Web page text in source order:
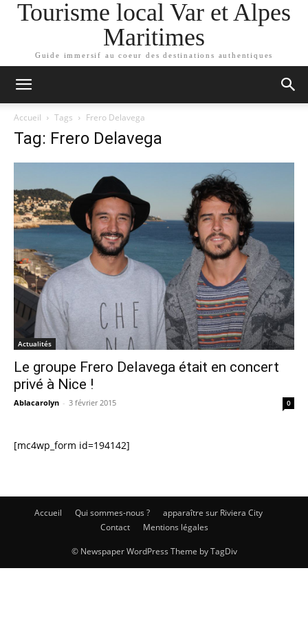
Tourisme local Var et Alpes
Maritimes
Guide immersif au coeur des destinations authentiques
Accueil Tags Frero Delavega
Tag: Frero Delavega
Actualités
Le groupe Frero Delavega était en concert
privé à Nice !
Ablacarolyn - 3 février 2015 0
[mc4wp_form id=194142]
Accueil Qui sommes-nous ?
apparaître sur Riviera City
Contact
Mentions légales
© Newspaper WordPress Theme by TagDiv